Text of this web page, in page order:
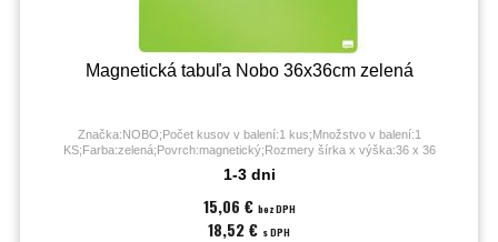
Magnetická tabuľa Nobo 36x36cm zelená
Značka:NOBO;Počet kusov v balení:1 kus;Množstvo v balení:1
KS;Farba:zelená;Povrch:magnetický;Rozmery šírka x výška:36 x 36
1-3 dni
15,06 € bez DPH
18,52 € s DPH